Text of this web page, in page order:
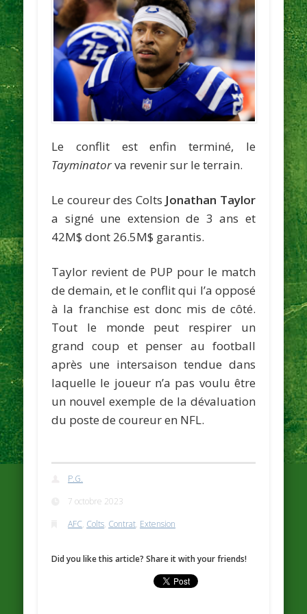
Le conflit est enfin terminé, le
Tayminatorva revenir sur le terrain.
Le coureur des Colts Jonathan Taylor
a signé une extension de 3 ans et
42M$ dont 26.5M$ garantis.
Taylor revient de PUP pour le match
de demain, et le conflit qui l’a opposé
à la franchise est donc mis de côté.
Tout le monde peut respirer un
grand coup et penser au football
après une intersaison tendue dans
laquelle le joueur n’a pas voulu être
un nouvel exemple de la dévaluation
du poste de coureur en NFL.
P.G.
7 octobre 2023
AFC, Colts, Contrat, Extension
Did you like this article? Share it with your friends!